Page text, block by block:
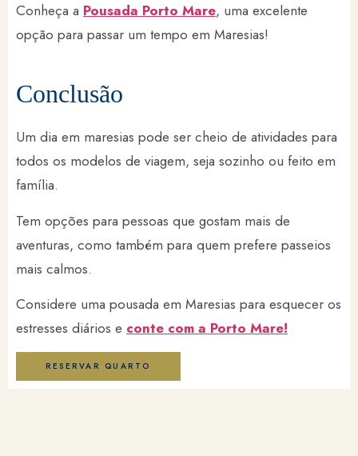
Conheça a Pousada Porto Mare, uma excelente
opção para passar um tempo em Maresias!
Conclusão
Um dia em maresias pode ser cheio de atividades para
todos os modelos de viagem, seja sozinho ou feito em
família.
Tem opções para pessoas que gostam mais de
aventuras, como também para quem prefere passeios
mais calmos.
Considere uma pousada em Maresias para esquecer os
estresses diários e conte com a Porto Mare!
RESERVAR QUARTO